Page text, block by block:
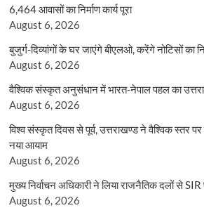
6,464 आवासों का निर्माण कार्य पूरा
August 6, 2026
बुजुर्ग-दिव्यांगों के घर जाएंगे बीएलओ, करेंगे नोटिसों का
August 6, 2026
वैश्विक संस्कृत अनुसंधान में भारत-नेपाल पहल का
August 6, 2026
विश्व संस्कृत दिवस से पूर्व, उत्तराखण्ड ने वैश्विक स्तर
नया आयाम
August 6, 2026
मुख्य निर्वाचन अधिकारी ने लिया राजनैतिक दलों से
August 6, 2026